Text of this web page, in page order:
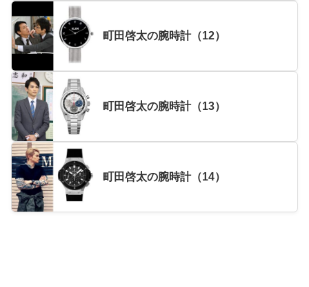
町田啓太の腕時計（12）
町田啓太の腕時計（13）
町田啓太の腕時計（14）